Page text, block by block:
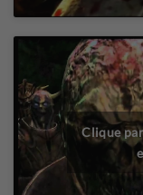
Clique